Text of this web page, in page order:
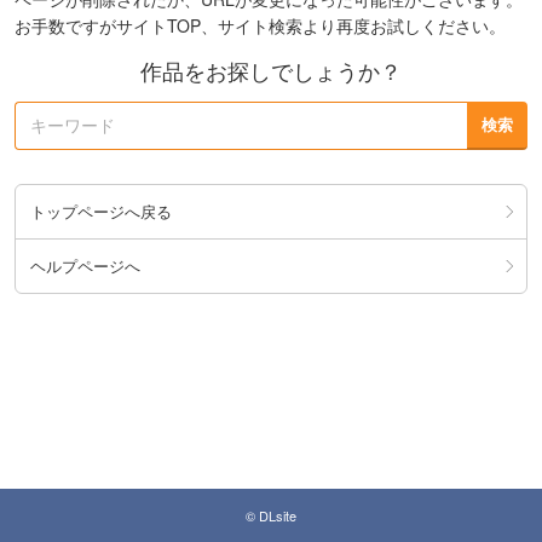
お手数ですがサイトTOP、サイト検索より再度お試しください。
作品をお探しでしょうか？
トップページへ戻る
ヘルプページへ
© DLsite